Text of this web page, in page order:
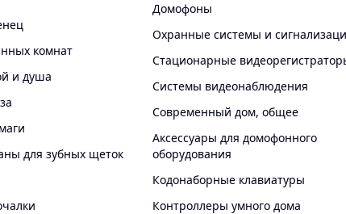
комнат
и душа
для зубных щеток
Домофоны
Охранные системы и
Стационарные
Системы видеонаблюдения
Современный дом, общее
Аксессуары для домофонного
оборудования
Кодонаборные клавиатуры
Контроллеры умного дома